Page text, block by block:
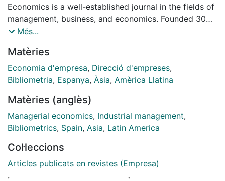
Economics is a well-established journal in the fields of
management, business, and economics. Founded 30
years ago in Spain under the name Investigaciones
journal initially published in Spanish. Since 2015, it
shifted to English-language publications and has
experienced a significant increase in visibility, citation
comprehensive bibliometric analysis of the
publications of the journal from 1995 to 2024, using
data from the Scopus and Web of Science databases.
VOSviewer and Bibliometrix software to map research
trends, co-citation networks, and keyword patterns.
Findings indicate that the journal is currently
Més...
Matèries
Economia d'empresa, Direcció d'empreses,
Bibliometria, Espanya, Àsia, Amèrica Llatina
Matèries (anglès)
Managerial economics, Industrial management,
Bibliometrics, Spain, Asia, Latin America
Col·leccions
Articles publicats en revistes (Empresa)